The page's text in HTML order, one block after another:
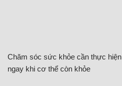
Chăm sóc sức khỏe cần thực hiện
ngay khi cơ thể còn khỏe